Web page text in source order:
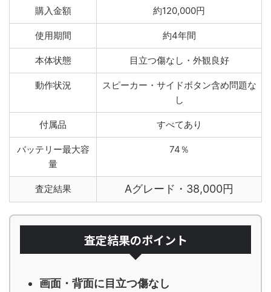
購入金額 約120,000円
使用期間 約4年間
本体状態 目立つ傷なし・外観良好
動作状況
スピーカー・サイドボタン含め問題な
し
付属品 すべてあり
バッテリー最大容
量
74％
査定結果 Aグレード・38,000円
査定結果のポイント
画面・背面に目立つ傷なし